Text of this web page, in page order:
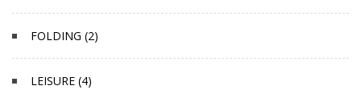
FOLDING (2)
LEISURE (4)